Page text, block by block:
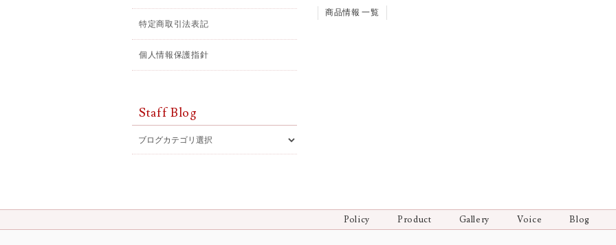
商品情報 一覧
特定商取引法表記
個人情報保護指針
Staff Blog
Policy Product Gallery Voice Blog